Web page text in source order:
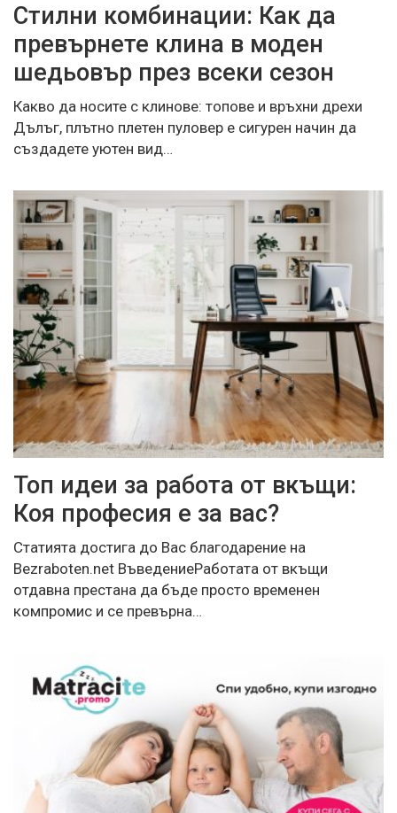
Стилни комбинации: Как да
превърнете клина в моден
шедьовър през всеки сезон
Какво да носите с клинове: топове и връхни дрехи
Дълъг, плътно плетен пуловер е сигурен начин да
създадете уютен вид…
Топ идеи за работа от вкъщи:
Коя професия е за вас?
Статията достига до Вас благодарение на
Bezraboten.net ВъведениеРаботата от вкъщи
отдавна престана да бъде просто временен
компромис и се превърна…